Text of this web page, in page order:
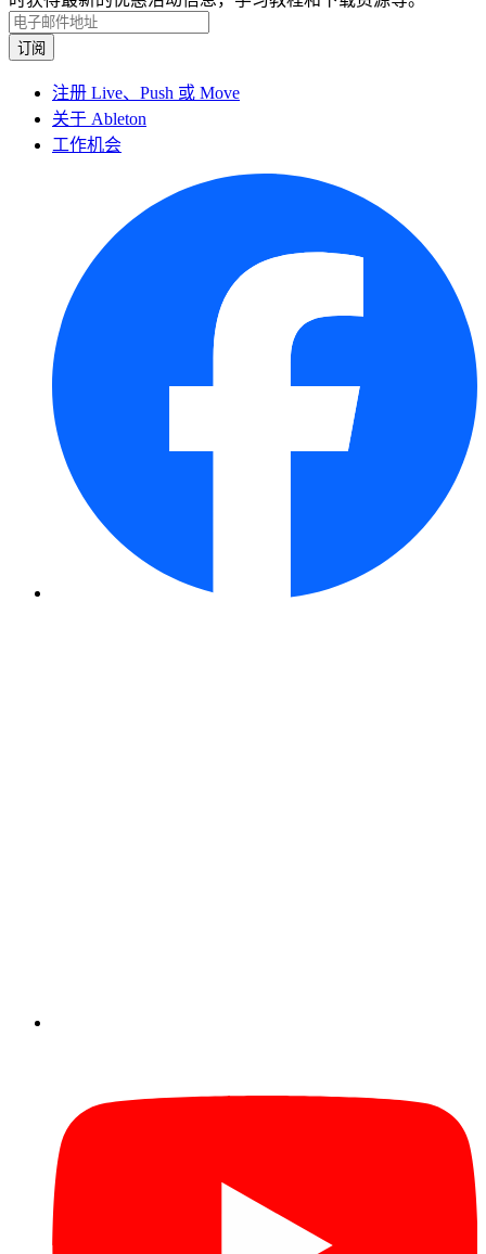
注册 Live、Push 或 Move
关于 Ableton
工作机会